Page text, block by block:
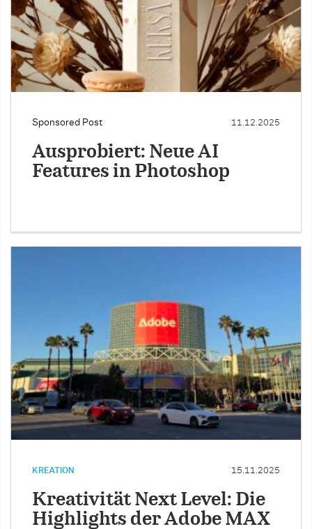
Sponsored Post 11.12.2025
Ausprobiert: Neue AI
Features in Photoshop
KREATION 15.11.2025
Kreativität Next Level: Die
Highlights der Adobe MAX